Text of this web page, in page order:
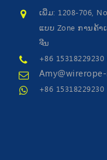
ເພີ່ມ: 1208-706,
ແບບ Zone ການຄ້າ
ຈີນ
+86
+86 15318229230